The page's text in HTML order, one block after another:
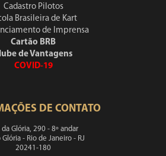
Cadastro Pilotos
Brasileira de Kart
de Imprensa
Cartão BRB
de Vantagens
COVID-19
DE CONTATO
da Glória, 290 - 8º andar
Glória - Rio de Janeiro - RJ
20241-180